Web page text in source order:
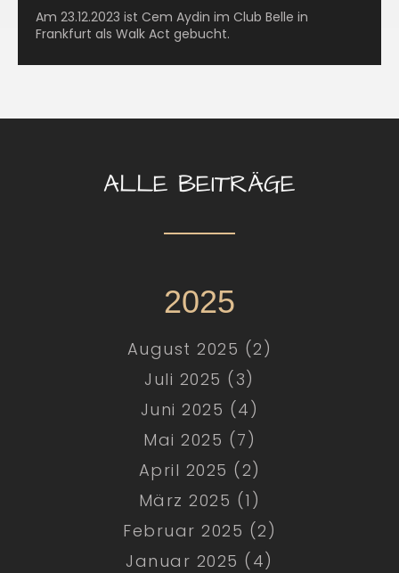
Am 23.12.2023 ist Cem Aydin im Club Belle in
Frankfurt als Walk Act gebucht.
ALLE BEITRÄGE
2025
August 2025 (2)
Juli 2025 (3)
Juni 2025 (4)
Mai 2025 (7)
April 2025 (2)
März 2025 (1)
Februar 2025 (2)
Januar 2025 (4)